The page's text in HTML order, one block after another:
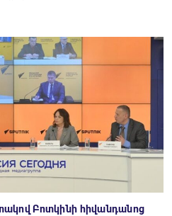
Բոտկինի հիվանդանոց